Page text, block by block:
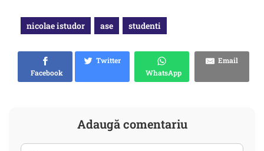
nicolae istudor ase studenti
Facebook
Twitter
WhatsApp
Email
Adaugă comentariu